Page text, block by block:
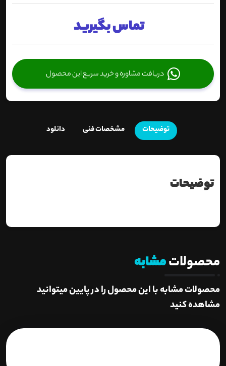
تماس بگیرید
دریافت مشاوره و خرید سریع این محصول
توضیحات مشخصات فنی دانلود
توضیحات
محصولاتمشابه
محصولات مشابه با این محصول را در پایین میتوانید
مشاهده کنید